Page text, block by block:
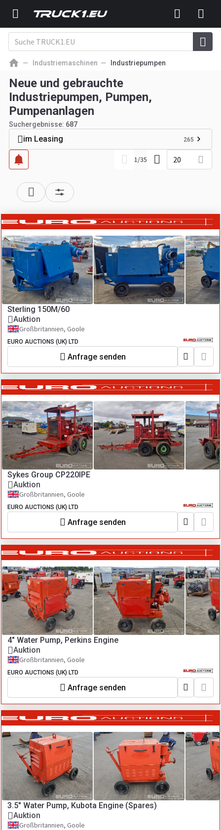
Industriemaschinen Industriepumpen
Neue und gebrauchte
Industriepumpen, Pumpen,
Pumpenanlagen
Suchergebnisse: 687
im Leasing 265
1/35 20
Sterling 150M/60
Auktion
Großbritannien, Goole
EURO AUCTIONS (UK) LTD
Anfrage senden
Sykes Group CP220IPE
Auktion
Großbritannien, Goole
EURO AUCTIONS (UK) LTD
Anfrage senden
4" Water Pump, Perkins Engine
Auktion
Großbritannien, Goole
EURO AUCTIONS (UK) LTD
Anfrage senden
3.5" Water Pump, Kubota Engine (Spares)
Auktion
Großbritannien, Goole